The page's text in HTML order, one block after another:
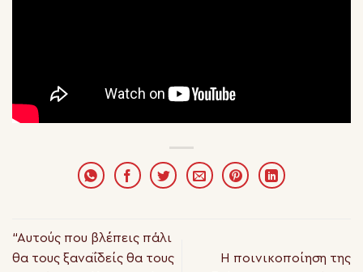
“Αυτούς που βλέπεις πάλι
θα τους ξαναΐδείς θα τους
Η ποινικοποίηση της